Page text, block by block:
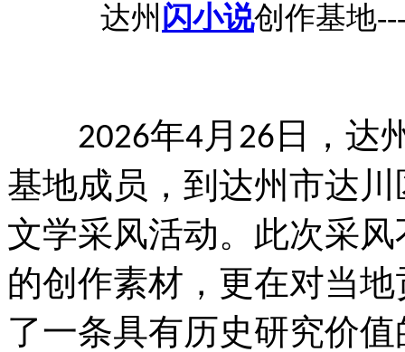
达州 闪小说创作基地
2026年4月 26 日，达
基地成员，到达州市达
文学采风活动。此次采
的创作素材，更在对当
了一条具有历史研究价